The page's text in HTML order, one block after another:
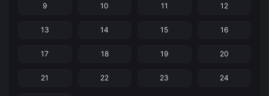
9 10 11 12
13 14 15 16
17 18 19 20
21 22 23 24